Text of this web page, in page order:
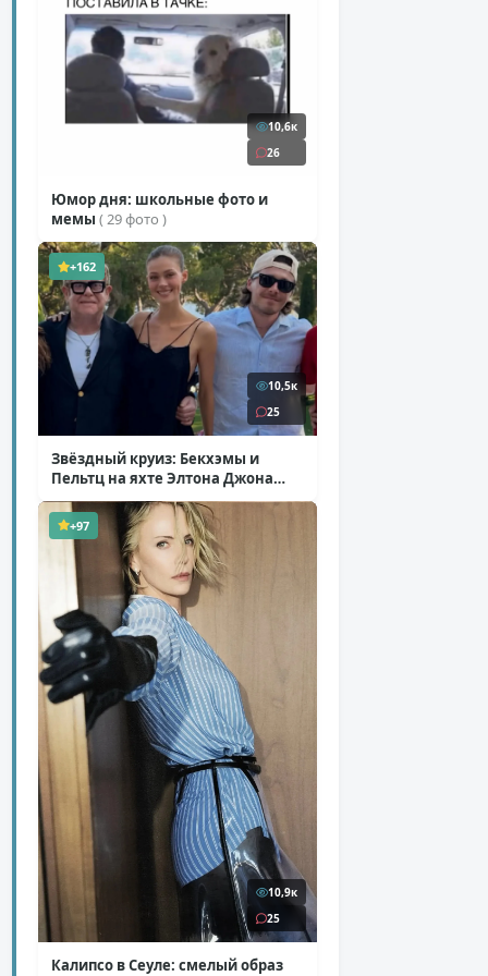
10,6к
26
Юмор дня: школьные фото и
мемы ( 29 фото )
+162
10,5к
25
Звёздный круиз: Бекхэмы и
Пельтц на яхте Элтона Джона
( 12 фото )
+97
10,9к
25
Калипсо в Сеуле: смелый образ